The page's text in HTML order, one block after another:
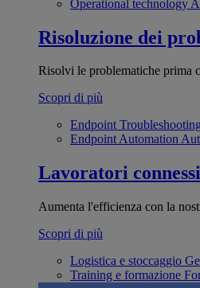
Operational technology
Risoluzione dei
Risolvi le problematiche prima
Scopri di più
Endpoint
Endpoint Automation
Lavoratori connessi
Aumenta l'efficienza con la
Scopri di più
Logistica e stoccaggio
Training e formazione